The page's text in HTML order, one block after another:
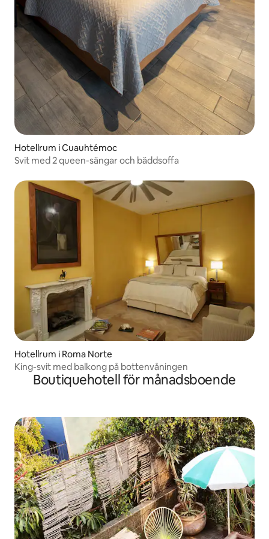
Hotellrum i Cuauhtémoc
Svit med 2 queen-sängar och bäddsoffa
Hotellrum i Roma Norte
King-svit med balkong på bottenvåningen
Boutiquehotell för månadsboende